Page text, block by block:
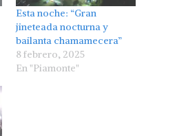
Esta noche: “Gran
jineteada nocturna y
bailanta chamamecera”
8 febrero, 2025
En "Piamonte"